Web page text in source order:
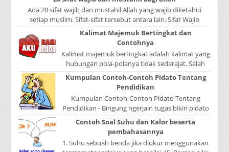
Ada 20 sifat wajib dan mustahil Allah yang wajib diketahui
setiap muslim. Sifat-sifat tersebut antara lain: Sifat Wajib
Tulisan A...
Kalimat Majemuk Bertingkat dan
Contohnya
Kalimat majemuk bertingkat adalah kalimat yang
hubungan pola-polanya tidak sederajat. Salah
satu pola menduduki sebagai induk kalimat, se...
Kumpulan Contoh-Contoh Pidato Tentang
Pendidikan
Kumpulan Contoh-Contoh Pidato Tentang
Pendidikan - Bingung ngerjain tugas bikin pidato
sekolah? Atau sedang nyari kumpulan contoh-
contoh ...
Contoh Soal Suhu dan Kalor beserta
pembahasannya
1. Suhu sebuah benda jika diukur menggunakan